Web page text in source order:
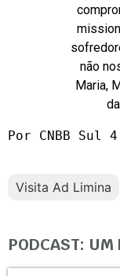
não
Maria,
Por CNBB Sul 4
Visita Ad Limina
PODCAST: UM